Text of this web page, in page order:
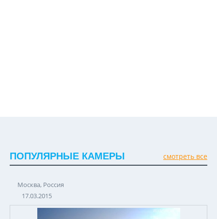
ПОПУЛЯРНЫЕ КАМЕРЫ смотреть все
Москва, Россия
17.03.2015